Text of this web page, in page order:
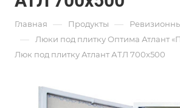
Главная — Продукты —
— Люки под плитку Оптима Атлант
Люк под плитку Атлант АТЛ 700х500